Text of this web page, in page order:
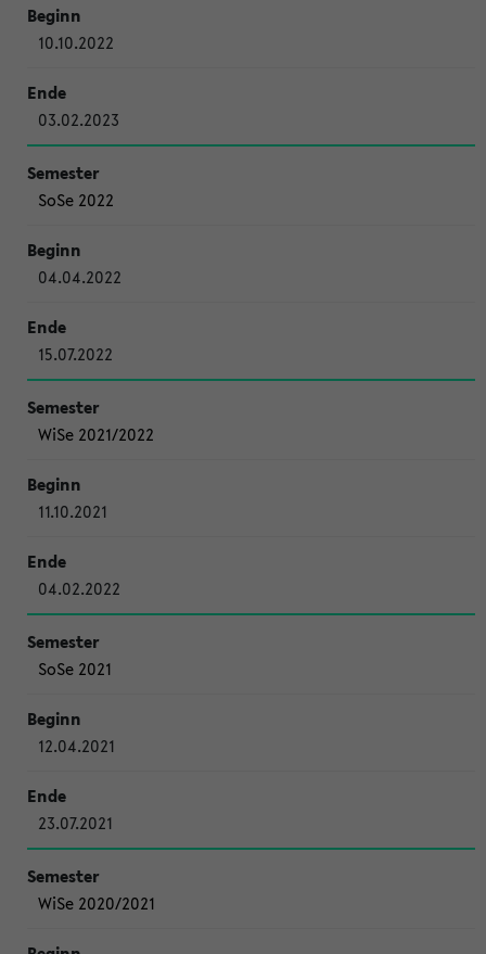
10.10.2022
03.02.2023
SoSe 2022
04.04.2022
15.07.2022
WiSe 2021/2022
11.10.2021
04.02.2022
SoSe 2021
12.04.2021
23.07.2021
WiSe 2020/2021